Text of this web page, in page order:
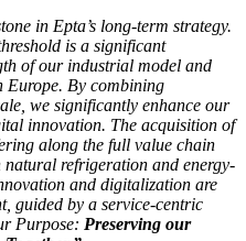
in Epta’s long-term strategy.
is a significant
of our industrial model and
Europe. By combining
we significantly enhance our
innovation. The acquisition of
along the full value chain
refrigeration and energy-
and digitalization are
guided by a service-centric
Purpose: Preserving our